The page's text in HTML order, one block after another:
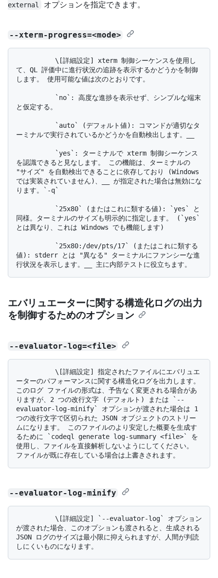
external オプションを指定できます。
--xterm-progress=<mode>
て、QL 評価中に進行状況の追跡を表示するかどうかを制御
します。 使用可能な値は次のとおりです。
と仮定する。
ーミナルで実行されているかどうかを自動検出します。__
を認識できると見なします。 この機能は、ターミナルの
"サイズ" を自動検出できることに依存しており (Windows
では実装されていません)、__ が指定された場合は無効にな
ります。`-q`
同様。ターミナルのサイズも明示的に指定します。 (`yes`
とは異なり、これは Windows でも機能します)
値): stderr とは "異なる" ターミナルにファンシーな進
エバリュエーターに関する構造化ログの出力
を制御するためのオプション
--evaluator-log=<file>
ーターのパフォーマンスに関する構造化ログを出力します。
このログ ファイルの形式は、予告なく変更される場合があ
りますが、2 つの改行文字 (デフォルト) または `--
evaluator-log-minify` オプションが渡された場合は 1
つの改行文字で区切られた JSON オブジェクトのストリー
ムになります。 このファイルのより安定した概要を生成す
るために `codeql generate log-summary <file>` を
使用し、ファイルを直接解析しないようにしてください。
--evaluator-log-minify
が渡された場合、このオプションも渡されると、生成される
JSON ログのサイズは最小限に抑えられますが、人間が判読